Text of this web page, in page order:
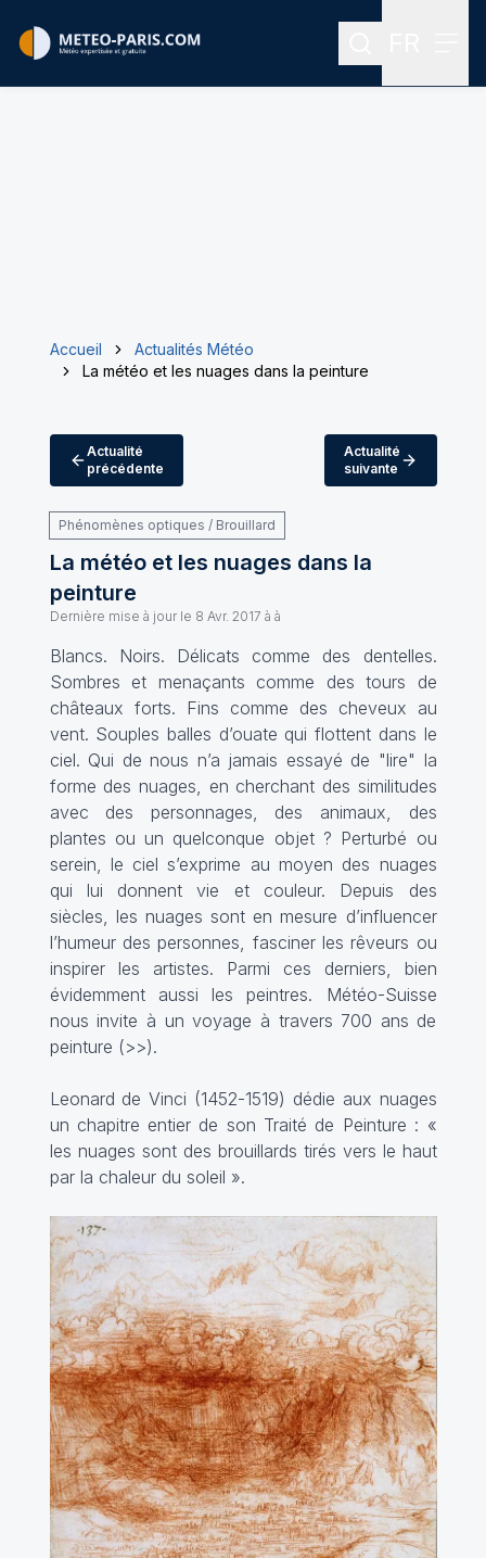
Rechercher
Accueil
Actualités Météo
La météo et les nuages dans la peinture
Actualité
précédente
Actualité
suivante
Phénomènes optiques / Brouillard
La météo et les nuages dans la
peinture
Dernière mise à jour le 8 Avr. 2017 à à
Blancs. Noirs. Délicats comme des dentelles.
Sombres et menaçants comme des tours de
châteaux forts. Fins comme des cheveux au
vent. Souples balles d’ouate qui flottent dans le
ciel. Qui de nous n’a jamais essayé de "lire" la
forme des nuages, en cherchant des similitudes
avec des personnages, des animaux, des
plantes ou un quelconque objet ? Perturbé ou
serein, le ciel s’exprime au moyen des nuages
qui lui donnent vie et couleur. Depuis des
siècles, les nuages sont en mesure d’influencer
l’humeur des personnes, fasciner les rêveurs ou
inspirer les artistes. Parmi ces derniers, bien
évidemment aussi les peintres. Météo-Suisse
nous invite à un voyage à travers 700 ans de
peinture (>>).
Leonard de Vinci (1452-1519) dédie aux nuages
un chapitre entier de son Traité de Peinture : «
les nuages sont des brouillards tirés vers le haut
par la chaleur du soleil ».